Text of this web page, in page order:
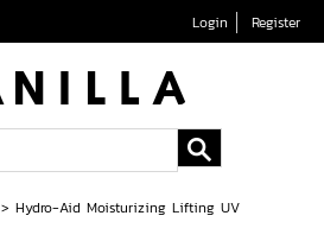
Login Register
>Hydro-Aid Moisturizing Lifting UV